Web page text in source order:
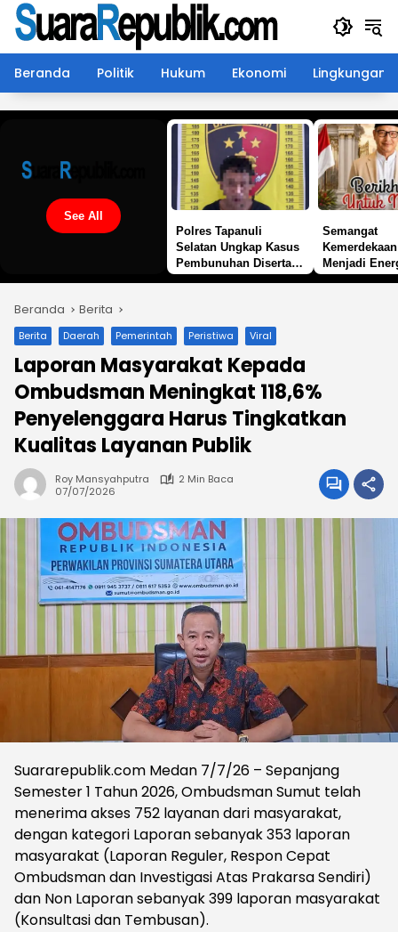
Langsung
konten
Beranda
Politik Hukum Ekonomi Lingkungan
See All
Polres Tapanuli
Selatan Ungkap Kasus
Pembunuhan Disertai
Semangat
Menjadi
Beranda Berita
Berita Daerah Pemerintah Peristiwa Viral
Laporan Masyarakat Kepada
Ombudsman Meningkat 118,6%
Penyelenggara Harus Tingkatkan
Kualitas Layanan Publik
Roy Mansyahputra
2 Min Baca
07/07/2026
Suararepublik.com Medan 7/7/26 – Sepanjang
Semester 1 Tahun 2026, Ombudsman Sumut telah
menerima akses 752 layanan dari masyarakat,
dengan kategori Laporan sebanyak 353 laporan
masyarakat (Laporan Reguler, Respon Cepat
Ombudsman dan Investigasi Atas Prakarsa Sendiri)
dan Non Laporan sebanyak 399 laporan masyarakat
(Konsultasi dan Tembusan).